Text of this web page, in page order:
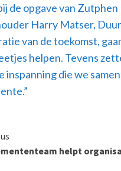
de opgave van Zutphen
Harry Matser,
van de toekomst,
helpen. Tevens
inspanning die we
helpt